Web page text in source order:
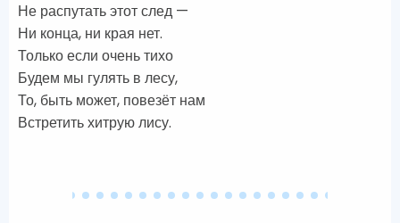
Не распутать этот след —
Ни конца, ни края нет.
Только если очень тихо
Будем мы гулять в лесу,
То, быть может, повезёт нам
Встретить хитрую лису.